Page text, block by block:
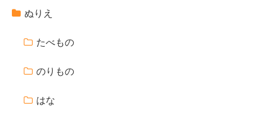
ぬりえ
たべもの
のりもの
はな